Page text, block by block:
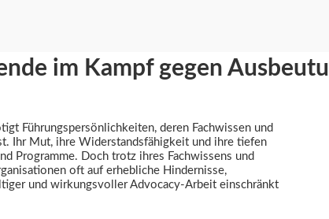
im Kampf gegen
Führungspersönlichkeiten, deren Fachwissen und
Ihr Mut, ihre Widerstandsfähigkeit und ihre tiefen
Programme. Doch trotz ihres Fachwissens und
oft auf erhebliche Hindernisse,
und wirkungsvoller Advocacy-Arbeit einschränkt